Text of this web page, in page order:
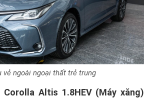
vẻ ngoài ngoại thất trẻ trung
Corolla Altis 1.8HEV (Máy xăng)